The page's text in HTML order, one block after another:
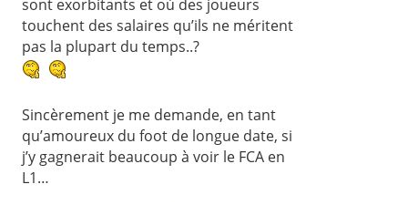
sont exorbitants et où des joueurs
touchent des salaires qu’ils ne méritent
pas la plupart du temps..?
Sincèrement je me demande, en tant
qu’amoureux du foot de longue date, si
j’y gagnerait beaucoup à voir le FCA en
L1…